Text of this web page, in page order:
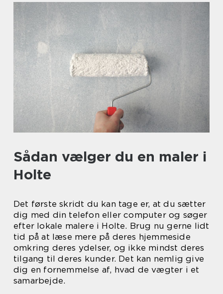
Sådan vælger du en maler i
Holte
Det første skridt du kan tage er, at du sætter
dig med din telefon eller computer og søger
efter lokale malere i Holte. Brug nu gerne lidt
tid på at læse mere på deres hjemmeside
omkring deres ydelser, og ikke mindst deres
tilgang til deres kunder. Det kan nemlig give
dig en fornemmelse af, hvad de vægter i et
samarbejde.